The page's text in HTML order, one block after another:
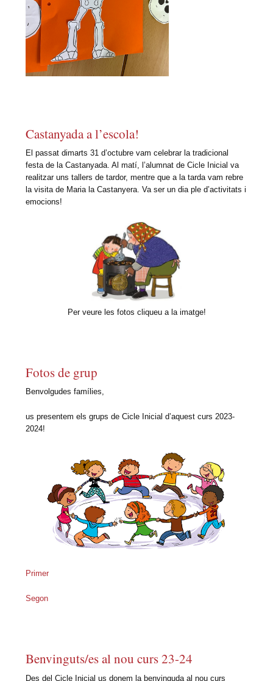
Castanyada a l’escola!
El passat dimarts 31 d’octubre vam celebrar la tradicional
festa de la Castanyada. Al matí, l’alumnat de Cicle Inicial va
realitzar uns tallers de tardor, mentre que a la tarda vam rebre
la visita de Maria la Castanyera. Va ser un dia ple d’activitats i
emocions!
Per veure les fotos cliqueu a la imatge!
Fotos de grup
Benvolgudes famílies,
us presentem els grups de Cicle Inicial d’aquest curs 2023-
2024!
Primer
Segon
Benvinguts/es al nou curs 23-24
Des del Cicle Inicial us donem la benvinguda al nou curs